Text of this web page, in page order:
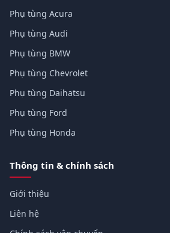
Phụ tùng Acura
Phụ tùng Audi
Phụ tùng BMW
Phụ tùng Chevrolet
Phụ tùng Daihatsu
Phụ tùng Ford
Phụ tùng Honda
Thông tin & chính sách
Giới thiệu
Liên hệ